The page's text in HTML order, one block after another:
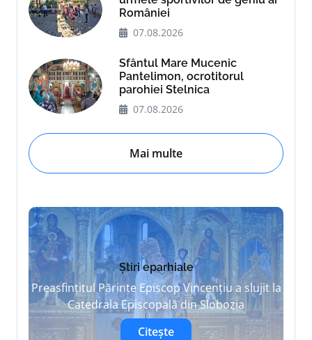
României
07.08.2026
Sfântul Mare Mucenic
Pantelimon, ocrotitorul
parohiei Stelnica
07.08.2026
Mai multe
Știri eparhiale
Preasfințitul Părinte Episcop Vincențiu a slujit la
Catedrala Episcopală din Slobozia
Citește